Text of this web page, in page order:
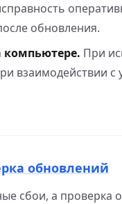
обновления.
компьютере. При
взаимодействии с
обновлений
сбои, а